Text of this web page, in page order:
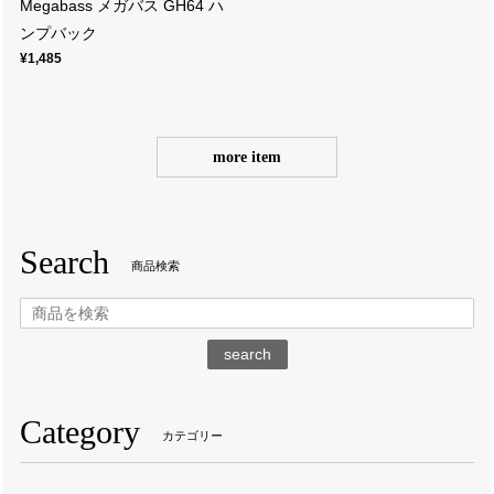
Megabass メガバス GH64 ハ
ンプバック
¥1,485
more item
Search 商品検索
search
Category カテゴリー